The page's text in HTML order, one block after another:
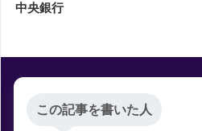
中央銀行
この記事を書いた人